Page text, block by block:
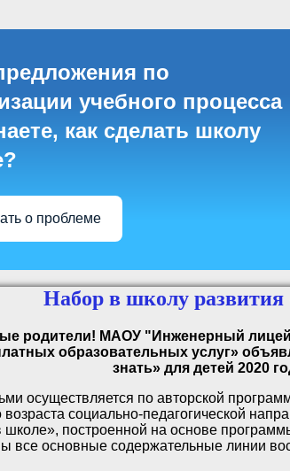
по
учебного процесса
как сделать школу
о проблеме
Набор в школу развития
родители! МАОУ "Инженерный лицей
образовательных услуг»
знать» для детей 2020
осуществляется по авторской
социально-педагогической
школе», построенной на основе
все основные содержательные линии